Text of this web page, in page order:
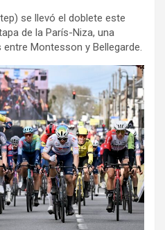
se llevó el doblete este
de la París-Niza, una
Montesson y Bellegarde.